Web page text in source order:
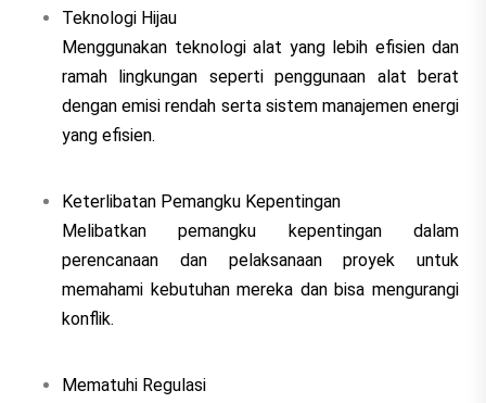
Teknologi Hijau
Menggunakan teknologi alat yang lebih efisien dan
ramah lingkungan seperti penggunaan alat berat
dengan emisi rendah serta sistem manajemen energi
yang efisien.
Keterlibatan Pemangku Kepentingan
Melibatkan pemangku kepentingan dalam
perencanaan dan pelaksanaan proyek untuk
memahami kebutuhan mereka dan bisa mengurangi
konflik.
Mematuhi Regulasi